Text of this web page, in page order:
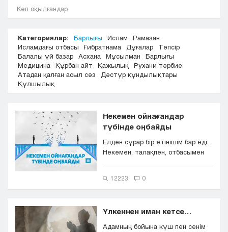
Жезказган
Кокшетау
Костанай
Кызылорда
Павлодар
Петропавловск
Талдыкорган
Тараз
Туркестан
Уральск
Усть-Каменогорск
Шымкент
Көп оқылғандар
Категориялар: Барлығы Ислам
Рамазан
Исламдағы отбасы
Ғибратнама Дұғалар
Тәпсір
Балалы үй базар
Асхана Мұсылман
Барлығы
Медицина
Құрбан айт Қажылық
Рухани тәрбие
Атадан қалған асыл сөз
Дәстүр құндылықтары
Құлшылық
Некемен ойнағандар
түбінде оңбайды
Елден сұрар бір өтінішім бар еді.
Некемен, талақпен, отбасымен
12223 0
Үлкеннен иман кетсе…
Адамның бойына күш пен сенім